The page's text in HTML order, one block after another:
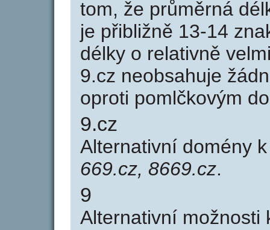
tom, že průměrná
je přibližně 13-14
délky o relativně
9.cz neobsahuje
oproti pomlčkovým
9.cz
Alternativní domény
669.cz, 8669.cz.
9
Alternativní možnosti